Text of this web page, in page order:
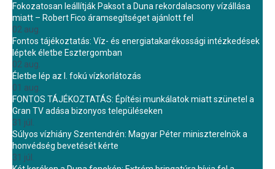
Fokozatosan leállítják Paksot a Duna rekordalacsony vízállása
miatt – Robert Fico áramsegítséget ajánlott fel
02 aug.
Fontos tájékoztatás: Víz- és energiatakarékossági intézkedések
léptek életbe Esztergomban
02 aug.
Életbe lép az I. fokú vízkorlátozás
01 aug.
FONTOS TÁJÉKOZTATÁS: Építési munkálatok miatt szünetel a
Gran TV adása bizonyos településeken
31 júl.
Súlyos vízhiány Szentendrén: Magyar Péter miniszterelnök a
honvédség bevetését kérte
31 júl.